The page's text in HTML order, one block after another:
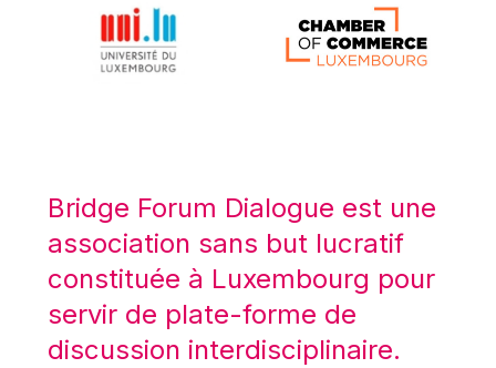
Lucas Papademos
Máire Geoghegan-Quinn
Mario Centeno
Mario Monti
Maroš ŠEFČOVIČ
Martin Bailey
Martine Reicherts
Bridge Forum Dialogue est une
association sans but lucratif
constituée à Luxembourg pour
servir de plate-forme de
discussion interdisciplinaire.